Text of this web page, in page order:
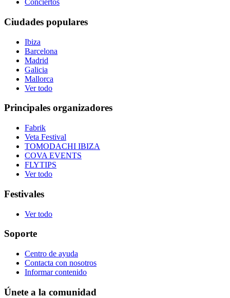
Conciertos
Ciudades populares
Ibiza
Barcelona
Madrid
Galicia
Mallorca
Ver todo
Principales organizadores
Fabrik
Veta Festival
TOMODACHI IBIZA
COVA EVENTS
FLYTIPS
Ver todo
Festivales
Ver todo
Soporte
Centro de ayuda
Contacta con nosotros
Informar contenido
Únete a la comunidad